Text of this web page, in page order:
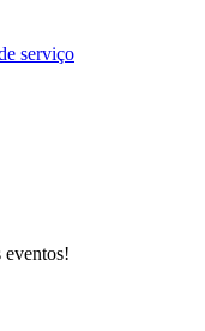
serviço
eventos!